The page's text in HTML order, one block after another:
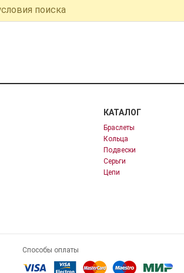
поиска
КАТАЛОГ
Браслеты
Кольца
Подвески
Серьги
Цепи
Способы оплаты